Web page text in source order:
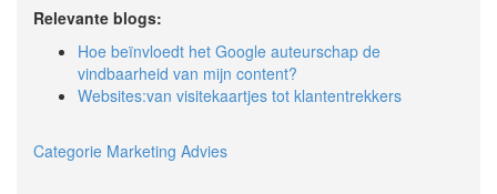
Relevante blogs:
Hoe beïnvloedt het Google auteurschap de
vindbaarheid van mijn content?
Websites:van visitekaartjes tot klantentrekkers
Categorie Marketing Advies